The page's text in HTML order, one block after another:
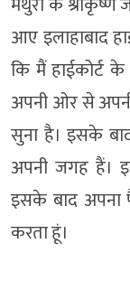
आए इलाहाबाद
कि मैं हाईकोर्ट
अपनी ओर से अपनी
सुना है। इसके
अपनी जगह हैं।
इसके बाद अपना
करता हूं।